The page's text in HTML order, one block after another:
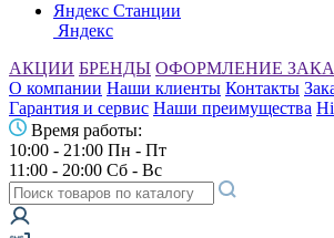
Яндекс Станции
Яндекс
АКЦИИ БРЕНДЫ ОФОРМЛЕНИЕ
О компании Наши клиенты Контакты
Гарантия и сервис Наши преимущества
Время работы:
10:00 - 21:00 Пн - Пт
11:00 - 20:00 Сб - Вс